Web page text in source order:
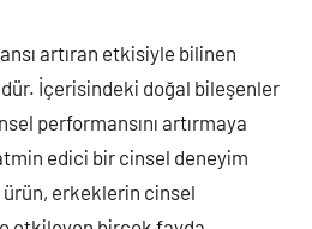
artıran etkisiyle bilinen
İçerisindeki doğal bileşenler
performansını artırmaya
edici bir cinsel deneyim
ürün, erkeklerin cinsel